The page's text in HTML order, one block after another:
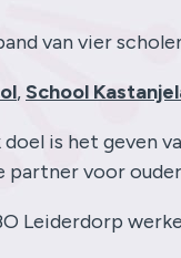
van vier
,School
is het geven
partner voor
Leiderdorp